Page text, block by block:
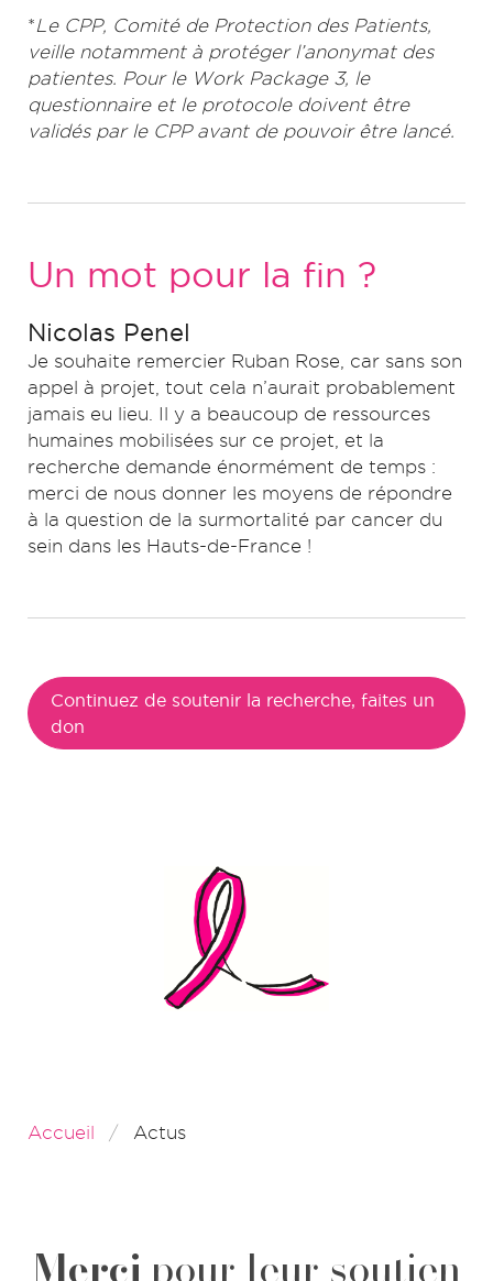
*Le CPP, Comité de Protection des Patients,
veille notamment à protéger l’anonymat des
patientes. Pour le Work Package 3, le
questionnaire et le protocole doivent être
validés par le CPP avant de pouvoir être lancé.
Un mot pour la fin ?
Nicolas Penel
Je souhaite remercier Ruban Rose, car sans son
appel à projet, tout cela n’aurait probablement
jamais eu lieu. Il y a beaucoup de ressources
humaines mobilisées sur ce projet, et la
recherche demande énormément de temps :
merci de nous donner les moyens de répondre
à la question de la surmortalité par cancer du
sein dans les Hauts-de-France !
Continuez de soutenir la recherche, faites un
don
Accueil Actus
Merci pour leur soutien